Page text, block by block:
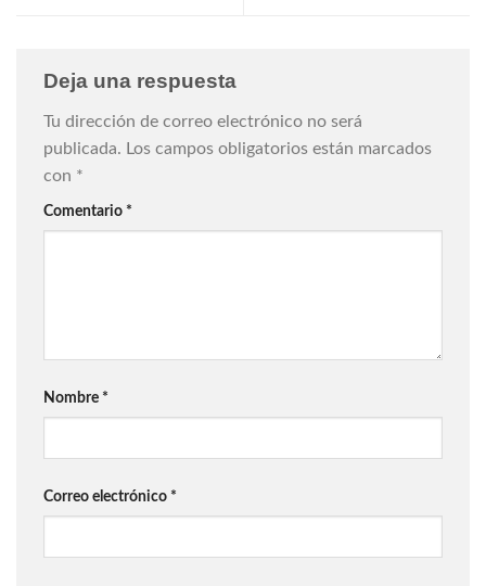
Deja una respuesta
Tu dirección de correo electrónico no será
publicada. Los campos obligatorios están marcados
con *
Comentario *
Nombre *
Correo electrónico *